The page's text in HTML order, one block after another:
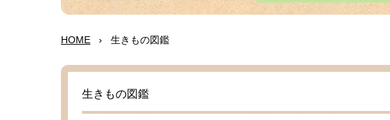
HOME › 生きもの図鑑
生きもの図鑑